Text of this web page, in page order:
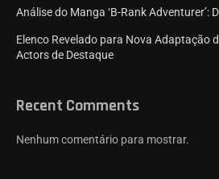
Análise do Manga ‘B-Rank Adventurer’:
Elenco Revelado para Nova Adaptação
Actors de Destaque
Recent Comments
Nenhum comentário para mostrar.